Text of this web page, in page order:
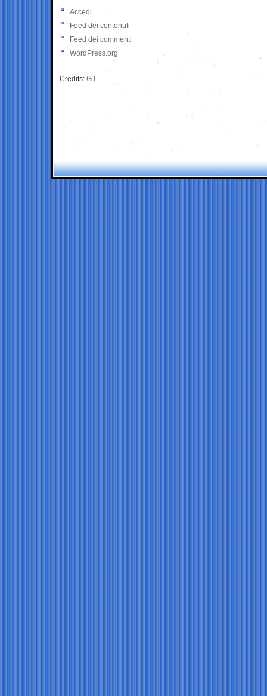
Accedi
Feed dei contenuti
Feed dei commenti
WordPress.org
Credits: G.I